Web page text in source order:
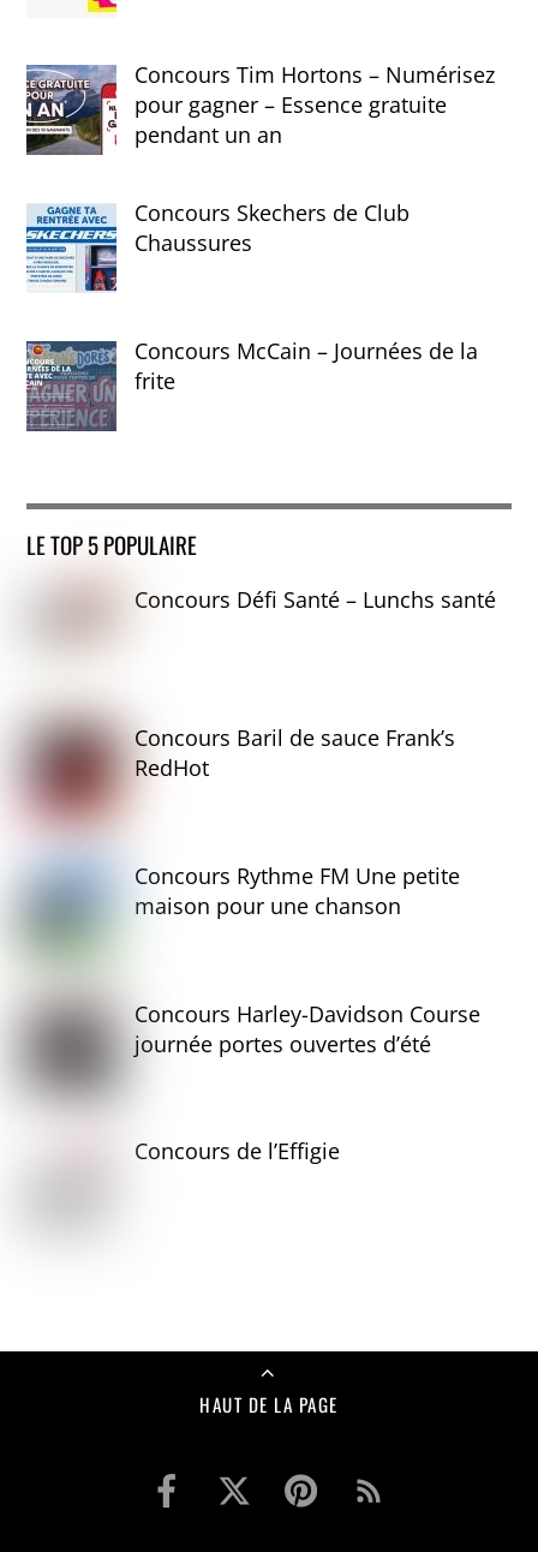
Concours Tim Hortons – Numérisez
pour gagner – Essence gratuite
pendant un an
Concours Skechers de Club
Chaussures
Concours McCain – Journées de la
frite
LE TOP 5 POPULAIRE
Concours Défi Santé – Lunchs santé
Concours Baril de sauce Frank’s
RedHot
Concours Rythme FM Une petite
maison pour une chanson
Concours Harley-Davidson Course
journée portes ouvertes d’été
Concours de l’Effigie
HAUT DE LA PAGE